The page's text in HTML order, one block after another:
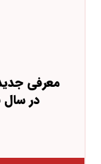
معرفی
در سال ۱۴۰۵ | راهنمای انتخاب رنگ